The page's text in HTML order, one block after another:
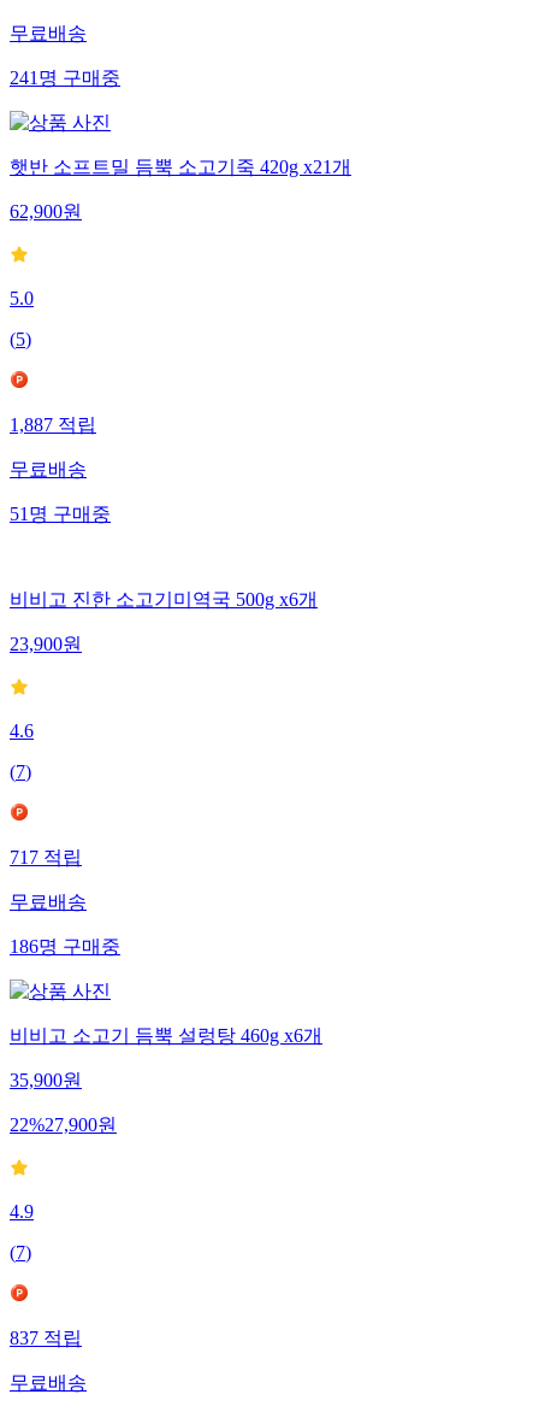
무료배송
241명구매중
햇반 소프트밀 듬뿍 소고기죽 420g x21개
62,900원
5.0
(5)
1,887적립
무료배송
51명구매중
비비고 진한 소고기미역국 500g x6개
23,900원
4.6
(7)
717적립
무료배송
186명구매중
비비고 소고기 듬뿍 설렁탕 460g x6개
35,900원
22%27,900원
4.9
(7)
837적립
무료배송